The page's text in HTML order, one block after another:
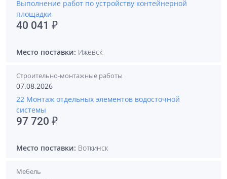
Выполнение работ по устройству контейнерной
площадки
40 041 ₽
Место поставки: Ижевск
Строительно-монтажные работы
07.08.2026
22 Монтаж отдельных элементов водосточной
системы
97 720 ₽
Место поставки: Воткинск
Мебель